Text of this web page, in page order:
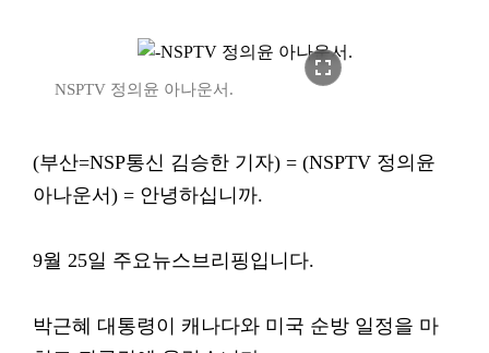
fullscreen
NSPTV 정의윤 아나운서.
(부산=NSP통신 김승한 기자) = (NSPTV 정의윤
아나운서) = 안녕하십니까.
9월 25일 주요뉴스브리핑입니다.
박근혜 대통령이 캐나다와 미국 순방 일정을 마